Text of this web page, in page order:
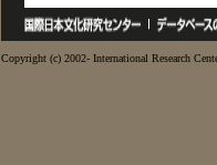
Copyright (c) 2002- International Research